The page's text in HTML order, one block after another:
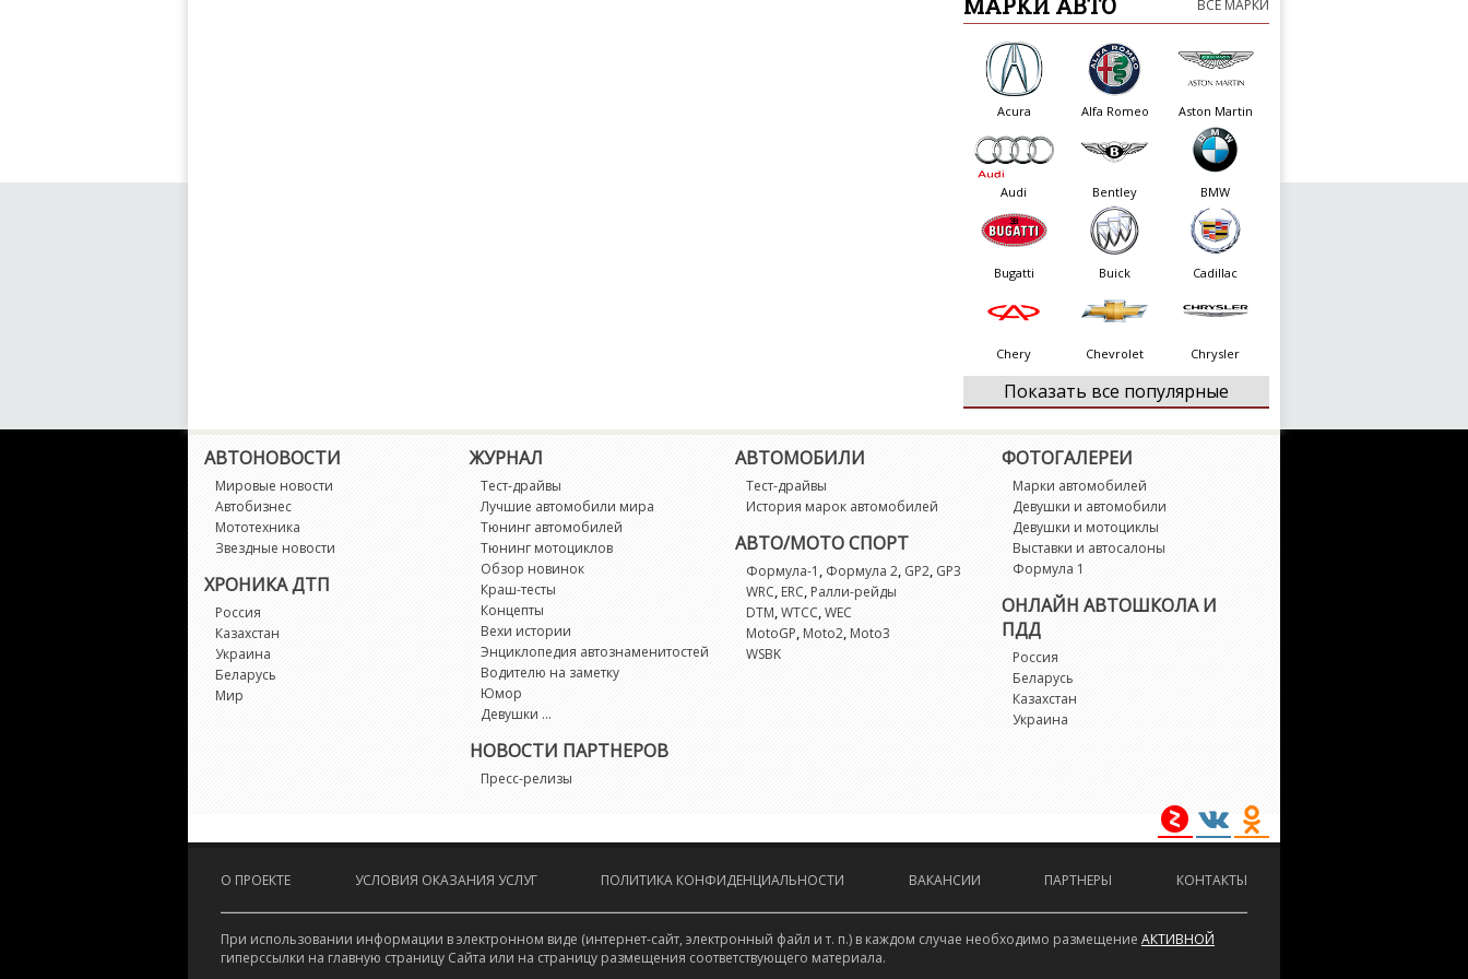
ВСЕ МАРКИ
Acura Alfa Romeo Aston Martin
Audi Bentley BMW
Bugatti Buick Cadillac
Chery Chevrolet Chrysler
Daihatsu Datsun
DS Ferrari Fiat
Fisker
Hummer Hyundai Infiniti
Показать все популярные
АВТОНОВОСТИ
Мировые новости
Автобизнес
Мототехника
Звездные новости
ХРОНИКА ДТП
Россия
Казахстан
Украина
Беларусь
Мир
ЖУРНАЛ
Тест-драйвы
Лучшие автомобили мира
Тюнинг автомобилей
Тюнинг мотоциклов
Обзор новинок
Краш-тесты
Концепты
Вехи истории
Энциклопедия автознаменитостей
Водителю на заметку
Юмор
Девушки ...
НОВОСТИ ПАРТНЕРОВ
Пресс-релизы
АВТОМОБИЛИ
Тест-драйвы
История марок автомобилей
АВТО/МОТО СПОРТ
Формула-1 , Формула 2, GP2, GP3
WRC,ERC,Ралли-рейды
DTM,WTCC,WEC
MotoGP,Moto2,Moto3
WSBK
ФОТОГАЛЕРЕИ
Марки автомобилей
Девушки и автомобили
Девушки и мотоциклы
Выставки и автосалоны
Формула 1
ОНЛАЙН АВТОШКОЛА И
ПДД
Россия
Беларусь
Казахстан
Украина
О ПРОЕКТЕ УСЛОВИЯ ОКАЗАНИЯ УСЛУГ ПОЛИТИКА КОНФИДЕНЦИАЛЬНОСТИ ВАКАНСИИ ПАРТНЕРЫ КОНТАКТЫ
При использовании информации в электронном виде (интернет-сайт, электронный файл и т. п.) в каждом случае необходимо размещение АКТИВНОЙ
гиперссылки на главную страницу Сайта или на страницу размещения соответствующего материала.